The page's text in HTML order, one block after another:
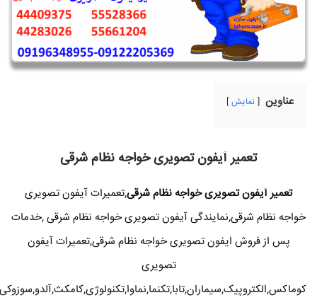
عناوین نمایش
تعمیر آیفون تصویری خواجه نظام شرقی
تعمیر آیفون تصویری خواجه نظام شرقی,تعمیرات آیفون تصویری
خواجه نظام شرقی,نمایندگی آیفون تصویری خواجه نظام شرقی ,خدمات
پس از فروش ایفون تصویری خواجه نظام شرقی,تعمیرات آیفون
تصویری
کوماکس,الکتروپیک,سیماران,تابا,تکنما,نماوا,تکنولوژی,کامکث,آلدو,سوزوکی